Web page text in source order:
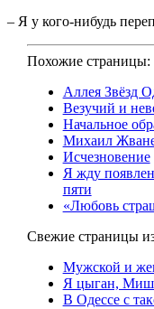
– Я у кого-нибудь
Похожие страницы:
Аллея Звёзд
Везучий и
Начальное
Михаил
Исчезновение
Я жду
пяти
«Любовь
Свежие страницы из
Мужской и
Я цыган,
В Одессе с